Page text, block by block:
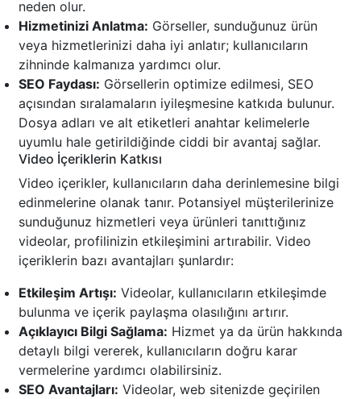
neden olur.
Hizmetinizi Anlatma: Görseller, sunduğunuz ürün
veya hizmetlerinizi daha iyi anlatır; kullanıcıların
zihninde kalmanıza yardımcı olur.
SEO Faydası: Görsellerin optimize edilmesi, SEO
açısından sıralamaların iyileşmesine katkıda bulunur.
Dosya adları ve alt etiketleri anahtar kelimelerle
uyumlu hale getirildiğinde ciddi bir avantaj sağlar.
Video İçeriklerin Katkısı
Video içerikler, kullanıcıların daha derinlemesine bilgi
edinmelerine olanak tanır. Potansiyel müşterilerinize
sunduğunuz hizmetleri veya ürünleri tanıttığınız
videolar, profilinizin etkileşimini artırabilir. Video
içeriklerin bazı avantajları şunlardır:
Etkileşim Artışı: Videolar, kullanıcıların etkileşimde
bulunma ve içerik paylaşma olasılığını artırır.
Açıklayıcı Bilgi Sağlama: Hizmet ya da ürün hakkında
detaylı bilgi vererek, kullanıcıların doğru karar
vermelerine yardımcı olabilirsiniz.
SEO Avantajları: Videolar, web sitenizde geçirilen